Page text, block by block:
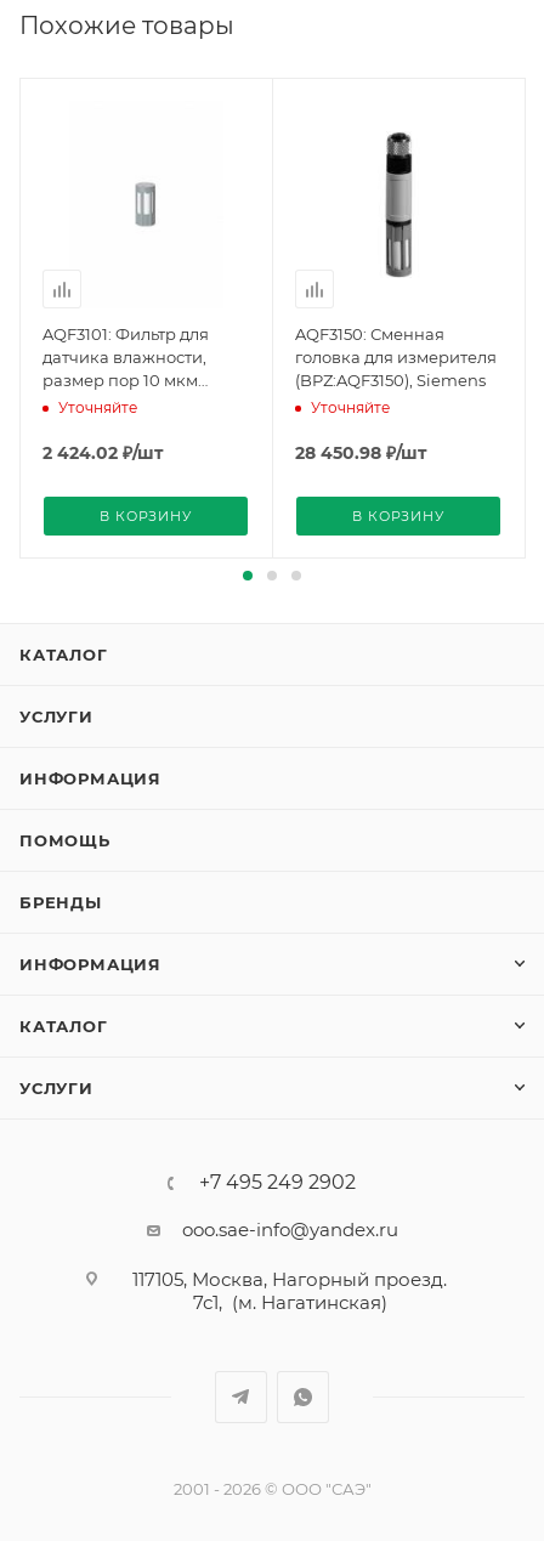
Похожие товары
AQF3101: Фильтр для
датчика влажности,
размер пор 10 мкм
(BPZ:AQF3101), Siemens
Уточняйте
2 424.02 ₽/шт
В КОРЗИНУ
AQF3150: Сменная
головка для измерителя
(BPZ:AQF3150), Siemens
Уточняйте
28 450.98 ₽/шт
В КОРЗИНУ
КАТАЛОГ
УСЛУГИ
ИНФОРМАЦИЯ
ПОМОЩЬ
БРЕНДЫ
ИНФОРМАЦИЯ
КАТАЛОГ
УСЛУГИ
+7 495 249 2902
ooo.sae-info@yandex.ru
117105, Москва, Нагорный проезд.
7с1, (м. Нагатинская)
2001 - 2026 © ООО "САЭ"